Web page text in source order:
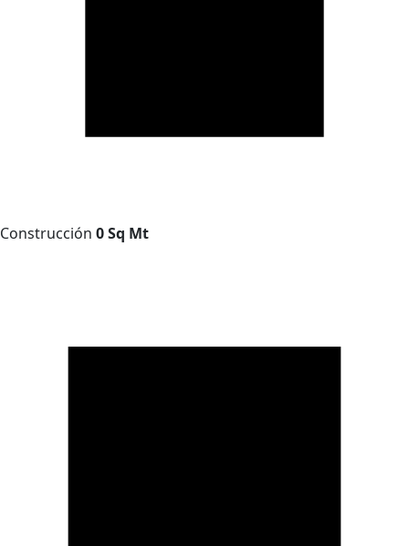
Construcción 0 Sq Mt